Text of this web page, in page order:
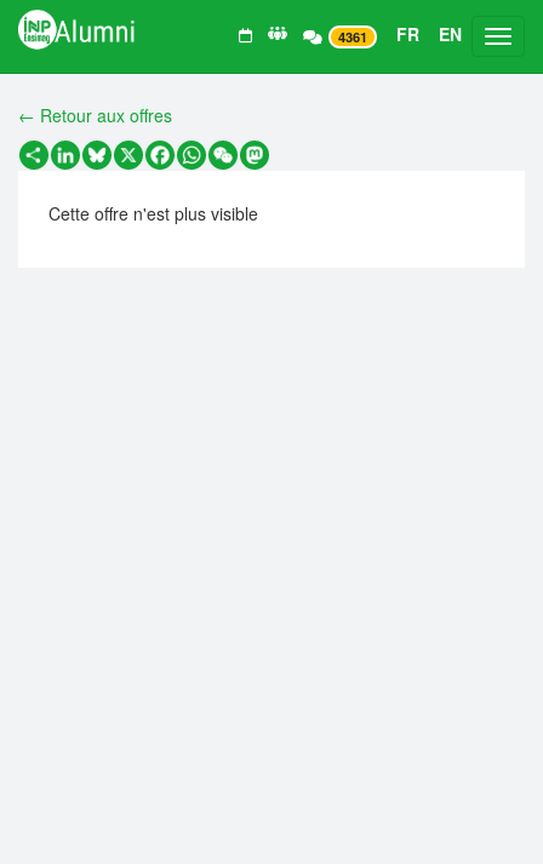
4361 FR EN
← Retour aux offres
PartagerLinkedIn
Bluesky
X Facebook
WhatsApp
WeChatMastodon
Cette offre n'est plus visible